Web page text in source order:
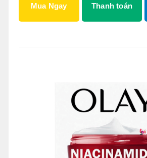
Mua Ngay Thanh toán